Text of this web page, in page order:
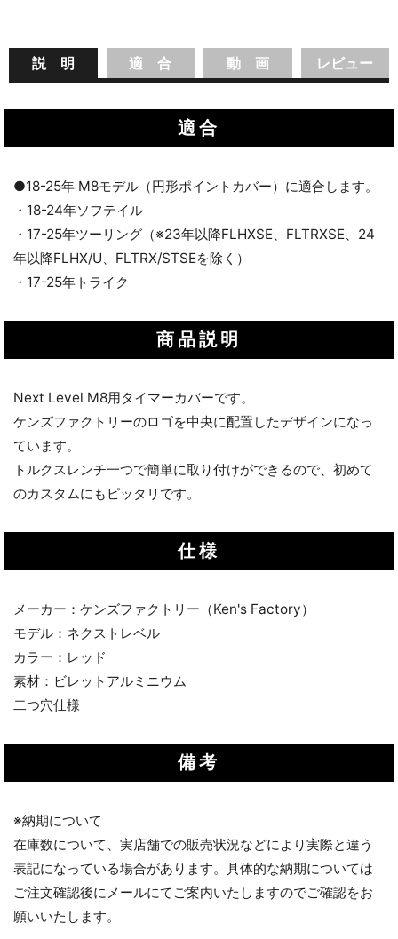
説 明 適 合 動 画 レビュー
適合
●18-25年 M8モデル（円形ポイントカバー）に適合します。
・18-24年ソフテイル
・17-25年ツーリング（※23年以降FLHXSE、FLTRXSE、24
年以降FLHX/U、FLTRX/STSEを除く）
・17-25年トライク
商品説明
Next Level M8用タイマーカバーです。
ケンズファクトリーのロゴを中央に配置したデザインになっ
ています。
トルクスレンチ一つで簡単に取り付けができるので、初めて
のカスタムにもピッタリです。
仕様
メーカー：ケンズファクトリー（Ken's Factory）
モデル：ネクストレベル
カラー：レッド
素材：ビレットアルミニウム
二つ穴仕様
備考
※納期について
在庫数について、実店舗での販売状況などにより実際と違う
表記になっている場合があります。具体的な納期については
ご注文確認後にメールにてご案内いたしますのでご確認をお
願いいたします。